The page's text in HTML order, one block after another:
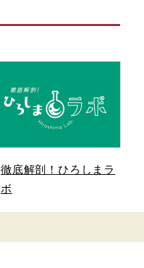
徹底解剖！ひろしまラ
ボ